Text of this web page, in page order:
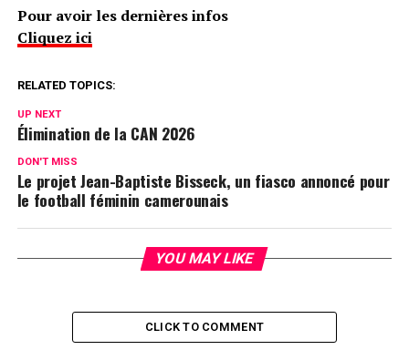
Pour avoir les dernières infos
Cliquez ici
RELATED TOPICS:
UP NEXT
Élimination de la CAN 2026
DON'T MISS
Le projet Jean-Baptiste Bisseck, un fiasco annoncé pour
le football féminin camerounais
YOU MAY LIKE
CLICK TO COMMENT